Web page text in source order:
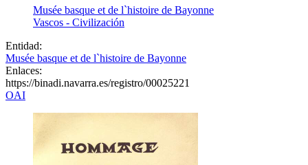
Musée basque et de l`histoire de Bayonne
Vascos - Civilización
Entidad:
Musée basque et de l`histoire de Bayonne
Enlaces:
https://binadi.navarra.es/registro/00025221
OAI